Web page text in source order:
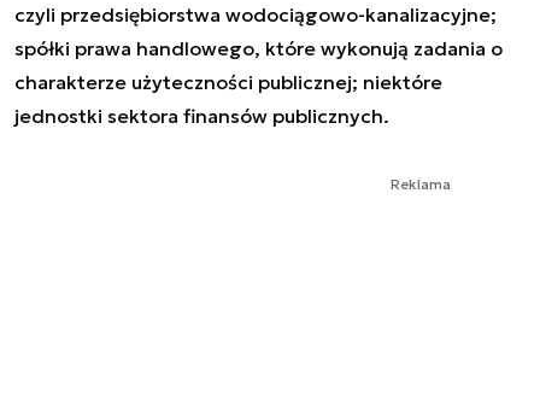
czyli przedsiębiorstwa wodociągowo-kanalizacyjne;
spółki prawa handlowego, które wykonują zadania o
charakterze użyteczności publicznej; niektóre
jednostki sektora finansów publicznych.
Reklama